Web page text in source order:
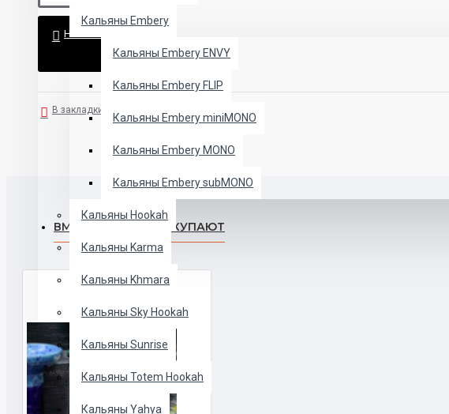
Кальяны Embery
Кальяны Embery ENVY
Кальяны Embery FLIP
Кальяны Embery miniMONO
Кальяны Embery MONO
Кальяны Embery subMONO
Кальяны Hookah
Кальяны Karma
Кальяны Khmara
Кальяны Sky Hookah
Кальяны Sunrise
Кальяны Totem Hookah
Кальяны Yahya
НЕТ В НАЛИЧИИ
В закладки
ВМЕСТЕ С ЭТИМ ПОКУПАЮТ